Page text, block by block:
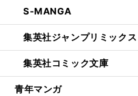
S-MANGA
集英社ジャンプリミックス
集英社コミック文庫
青年マンガ